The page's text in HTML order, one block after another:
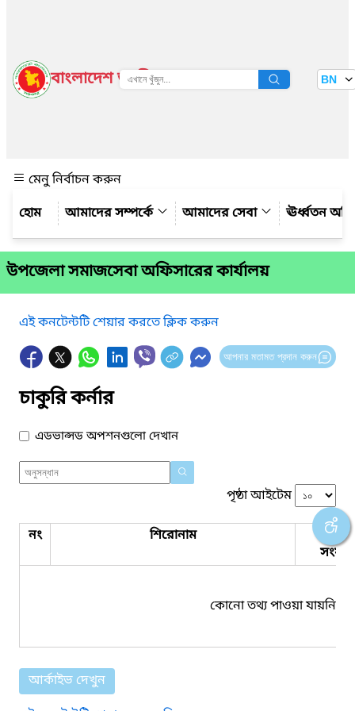
বাংলাদেশ জাতীয় তথ্য বাতায়ন BN
মেনু নির্বাচন করুন
আমাদের সম্পর্কে
আমাদের সেবা ঊর্ধ্বতন
উপজেলা সমাজসেবা অফিসারের কার্যালয়
এই কনটেন্টটি শেয়ার করতে ক্লিক করুন
আপনার মতামত প্রদান করুন
চাকুরি কর্নার
এডভান্সড অপশনগুলো দেখান
পৃষ্ঠা আইটেম
নং শিরোনাম
কোনো তথ্য পাওয়া যায়নি।
আর্কাইভ দেখুন